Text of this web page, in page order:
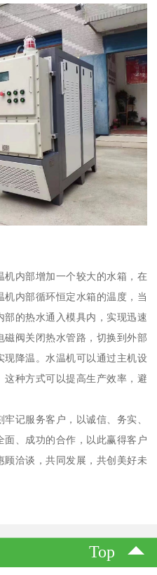
内部增加一个较大的水箱，在
内部循环恒定水箱的温度，当
的热水通入模具内，实现迅速
阀关闭热水管路，切换到外部
降温。水温机可以通过主机设
种方式可以提高生产效率，避
记服务客户，以诚信、务实、
、成功的合作，以此赢得客户
洽谈，共同发展，共创美好未
Top